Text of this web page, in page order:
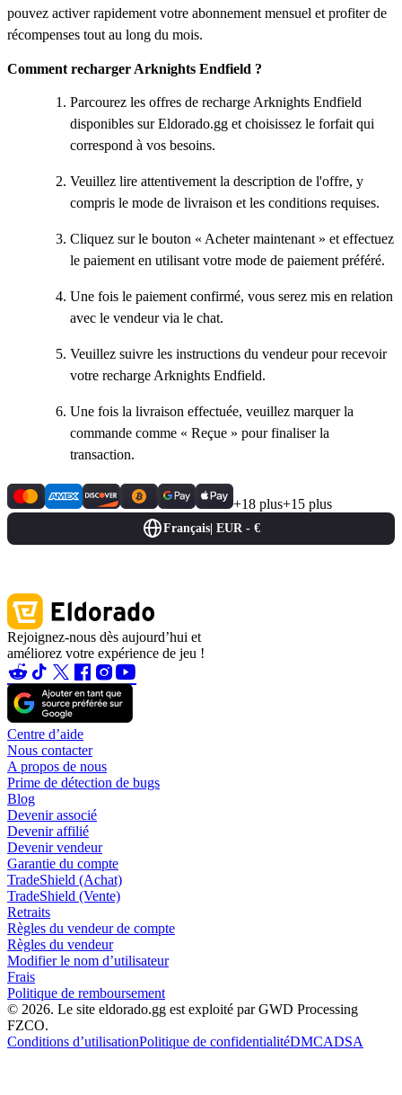
pouvez activer rapidement votre abonnement mensuel et profiter de
récompenses tout au long du mois.
Comment recharger Arknights Endfield ?
Parcourez les offres de recharge Arknights Endfield
disponibles sur Eldorado.gg et choisissez le forfait qui
correspond à vos besoins.
Veuillez lire attentivement la description de l'offre, y
compris le mode de livraison et les conditions requises.
Cliquez sur le bouton « Acheter maintenant » et effectuez
le paiement en utilisant votre mode de paiement préféré.
Une fois le paiement confirmé, vous serez mis en relation
avec le vendeur via le chat.
Veuillez suivre les instructions du vendeur pour recevoir
votre recharge Arknights Endfield.
Une fois la livraison effectuée, veuillez marquer la
commande comme « Reçue » pour finaliser la
transaction.
+18 plus+15 plus
Français EUR - €
Rejoignez-nous dès aujourd’hui et
améliorez votre expérience de jeu !
Centre d’aide
Nous contacter
A propos de nous
Prime de détection de bugs
Blog
Devenir associé
Devenir affilié
Devenir vendeur
Garantie du compte
TradeShield (Achat)
TradeShield (Vente)
Retraits
Règles du vendeur de compte
Règles du vendeur
Modifier le nom d’utilisateur
Frais
Politique de remboursement
© 2026. Le site eldorado.gg est exploité par GWD Processing
FZCO.
Conditions d’utilisationPolitique de confidentialitéDMCADSA